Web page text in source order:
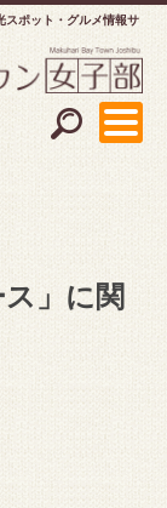
スポット・グルメ情報サ
」に関